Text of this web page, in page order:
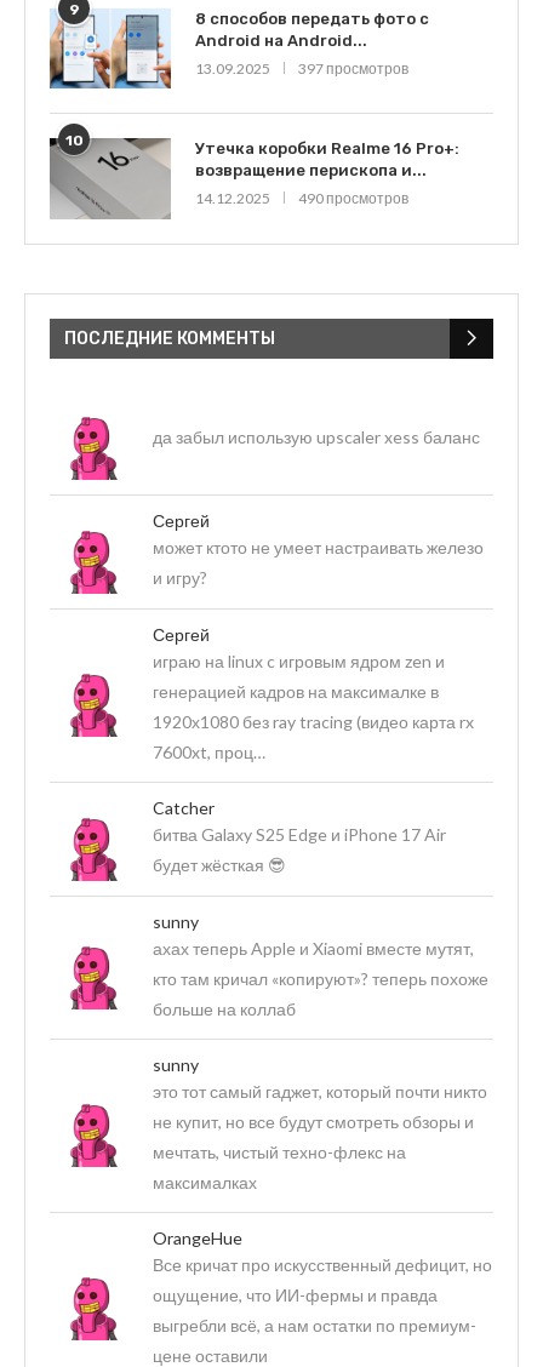
9
8 способов передать фото с
Android на Android...
13.09.2025
397 просмотров
10
Утечка коробки Realme 16 Pro+:
возвращение перископа и...
14.12.2025
490 просмотров
ПОСЛЕДНИЕ КОММЕНТЫ
да забыл использую upscaler xess баланс
Сергей
может ктото не умеет настраивать железо
и игру?
Сергей
играю на linux c игровым ядром zen и
генерацией кадров на максималке в
1920х1080 без ray tracing (видео карта rx
7600xt, проц…
Catcher
битва Galaxy S25 Edge и iPhone 17 Air
будет жёсткая 😎
sunny
ахах теперь Apple и Xiaomi вместе мутят,
кто там кричал «копируют»? теперь похоже
больше на коллаб
sunny
это тот самый гаджет, который почти никто
не купит, но все будут смотреть обзоры и
мечтать, чистый техно-флекс на
максималках
OrangeHue
Все кричат про искусственный дефицит, но
ощущение, что ИИ-фермы и правда
выгребли всё, а нам остатки по премиум-
цене оставили